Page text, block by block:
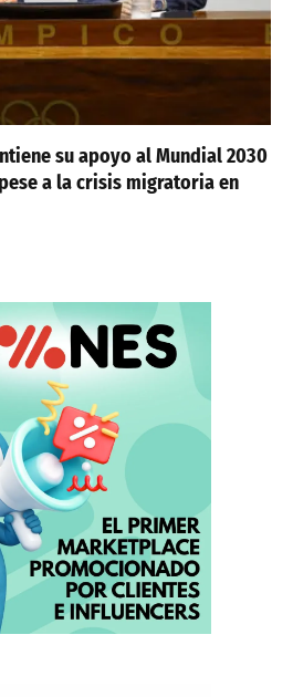
su apoyo al Mundial 2030
a la crisis migratoria en